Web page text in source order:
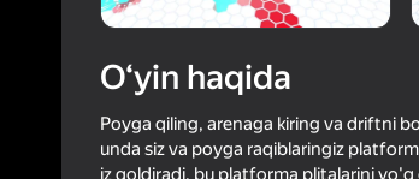
O‘yin haqida
Poyga qiling, arenaga kiring va driftni
unda siz va poyga raqiblaringiz
iz qoldiradi, bu platforma plitalarini